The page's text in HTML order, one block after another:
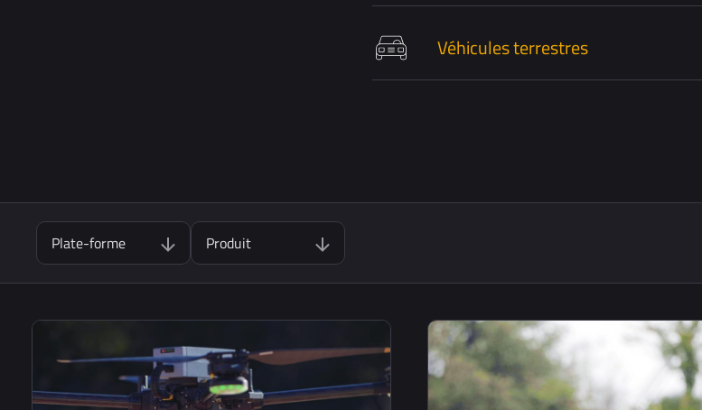
Véhicules terrestres
Plate-forme Produit